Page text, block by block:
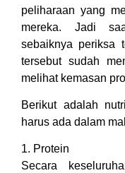
peliharaan yang
mereka. Jadi
sebaiknya periksa
tersebut sudah
melihat kemasan
Berikut adalah
harus ada dalam
1. Protein
Secara